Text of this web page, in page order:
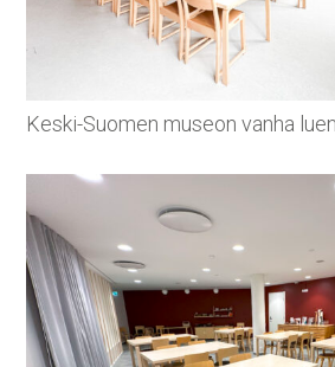
Keski-Suomen museon vanha